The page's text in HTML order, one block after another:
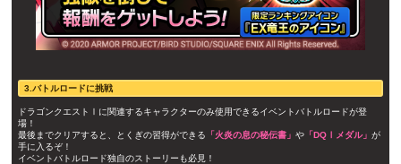
3.バトルロードに挑戦
ドラゴンクエストⅠに関連するキャラクターのみ使用できるイベントバトルロードが登
場！
最後までクリアすると、とくぎの習得ができる 「火炎の息の秘伝書」 や 「DQⅠメダル」 が
手に入るぞ！
イベントバトルロード独自のストーリーも必見！